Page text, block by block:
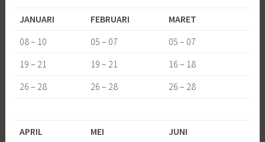
JANUARI FEBRUARI
MARET
08 – 10
05 – 07
05 – 07
19 – 21
19 – 21
16 – 18
26 – 28
26 – 28 26 – 28
APRIL MEI
JUNI